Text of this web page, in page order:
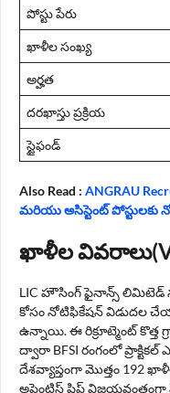
పోస్టు పేరు
ఖాళీల సంఖ్య
అర్హత
దరఖాస్తు ప్రక్రియ
స్టైఫండ్
Also Read : ANGRAU
మరియు అసిస్టెంట్ పోస్టులకు
ఖాళీల
LIC హౌసింగ్ ఫైనాన్స్ లిమిటెడ్
కోసం నోటిఫికేషన్ విడుదల
ఉన్నాయి. ఈ రిక్రూట్మెంట్ కొత్త
ద్వారా BFSI రంగంలో
దేశవ్యాప్తంగా మొత్తం 192
అప్రెంటిస్ షిప్ విజయవంతంగా